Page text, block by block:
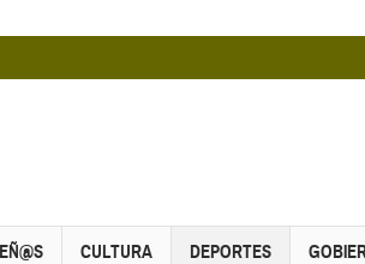
CULTURA DEPORTES